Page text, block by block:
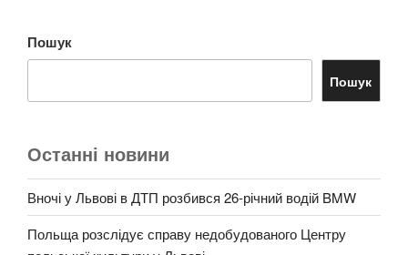
Пошук
Пошук
Останні новини
Вночі у Львові в ДТП розбився 26-річний водій BMW
Польща розслідує справу недобудованого Центру